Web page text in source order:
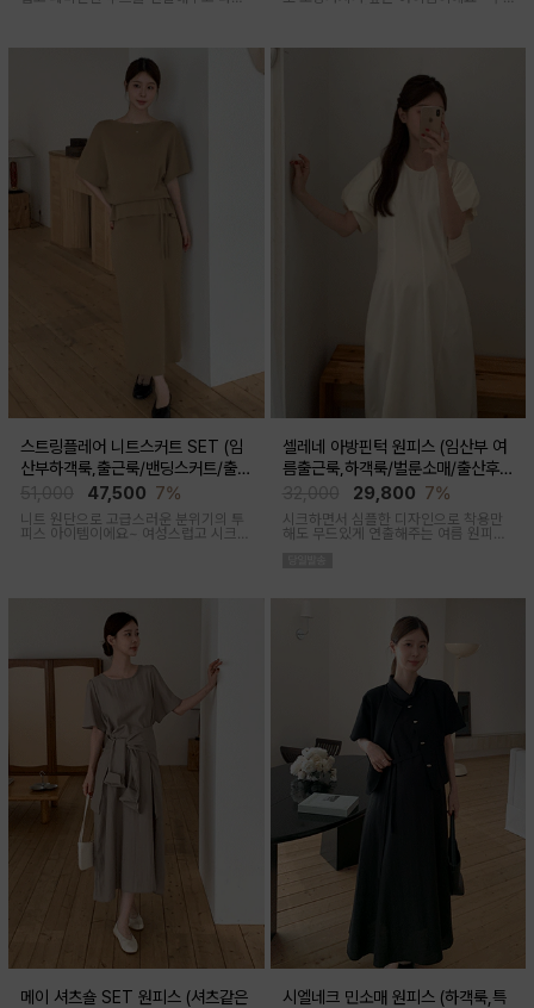
스트링플레어 니트스커트 SET (임
산부하객룩,출근룩/밴딩스커트/출산
후 착용가능)47,500 7%
니트 원단으로 고급스러운 분위기의 투
피스 아이템이에요~ 여성스럽고 시크한
셀레네 아방핀턱 원피스 (임산부 여
름출근룩,하객룩/벌룬소매/출산후
29,800 7%
시크하면서 심플한 디자인으로 착용만
해도 무드있게 연출해주는 여름 원피스
메이 셔츠숄 SET 원피스 (셔츠같은 시엘네크 민소매 원피스 (하객룩,특